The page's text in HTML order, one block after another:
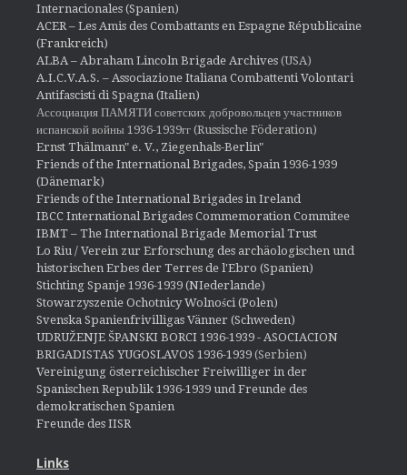
Internacionales (Spanien)
ACER – Les Amis des Combattants en Espagne Républicaine
(Frankreich)
ALBA – Abraham Lincoln Brigade Archives (USA)
A.I.C.V.A.S. – Associazione Italiana Combattenti Volontari
Antifascisti di Spagna (Italien)
Ассоциация ПАМЯТИ советских добровольцев участников
испанской войны 1936-1939гг (Russische Föderation)
Ernst Thälmann" e. V., Ziegenhals-Berlin"
Friends of the International Brigades, Spain 1936-1939
(Dänemark)
Friends of the International Brigades in Ireland
IBCC International Brigades Commemoration Commitee
IBMT – The International Brigade Memorial Trust
Lo Riu / Verein zur Erforschung des archäologischen und
historischen Erbes der Terres de l'Ebro (Spanien)
Stichting Spanje 1936-1939 (NIederlande)
Stowarzyszenie Ochotnicy Wolności (Polen)
Svenska Spanienfrivilligas Vänner (Schweden)
UDRUŽENJE ŠPANSKI BORCI 1936-1939 - ASOCIACION
BRIGADISTAS YUGOSLAVOS 1936-1939 (Serbien)
Vereinigung österreichischer Freiwilliger in der
Spanischen Republik 1936-1939 und Freunde des
demokratischen Spanien
Freunde des IISR
Links